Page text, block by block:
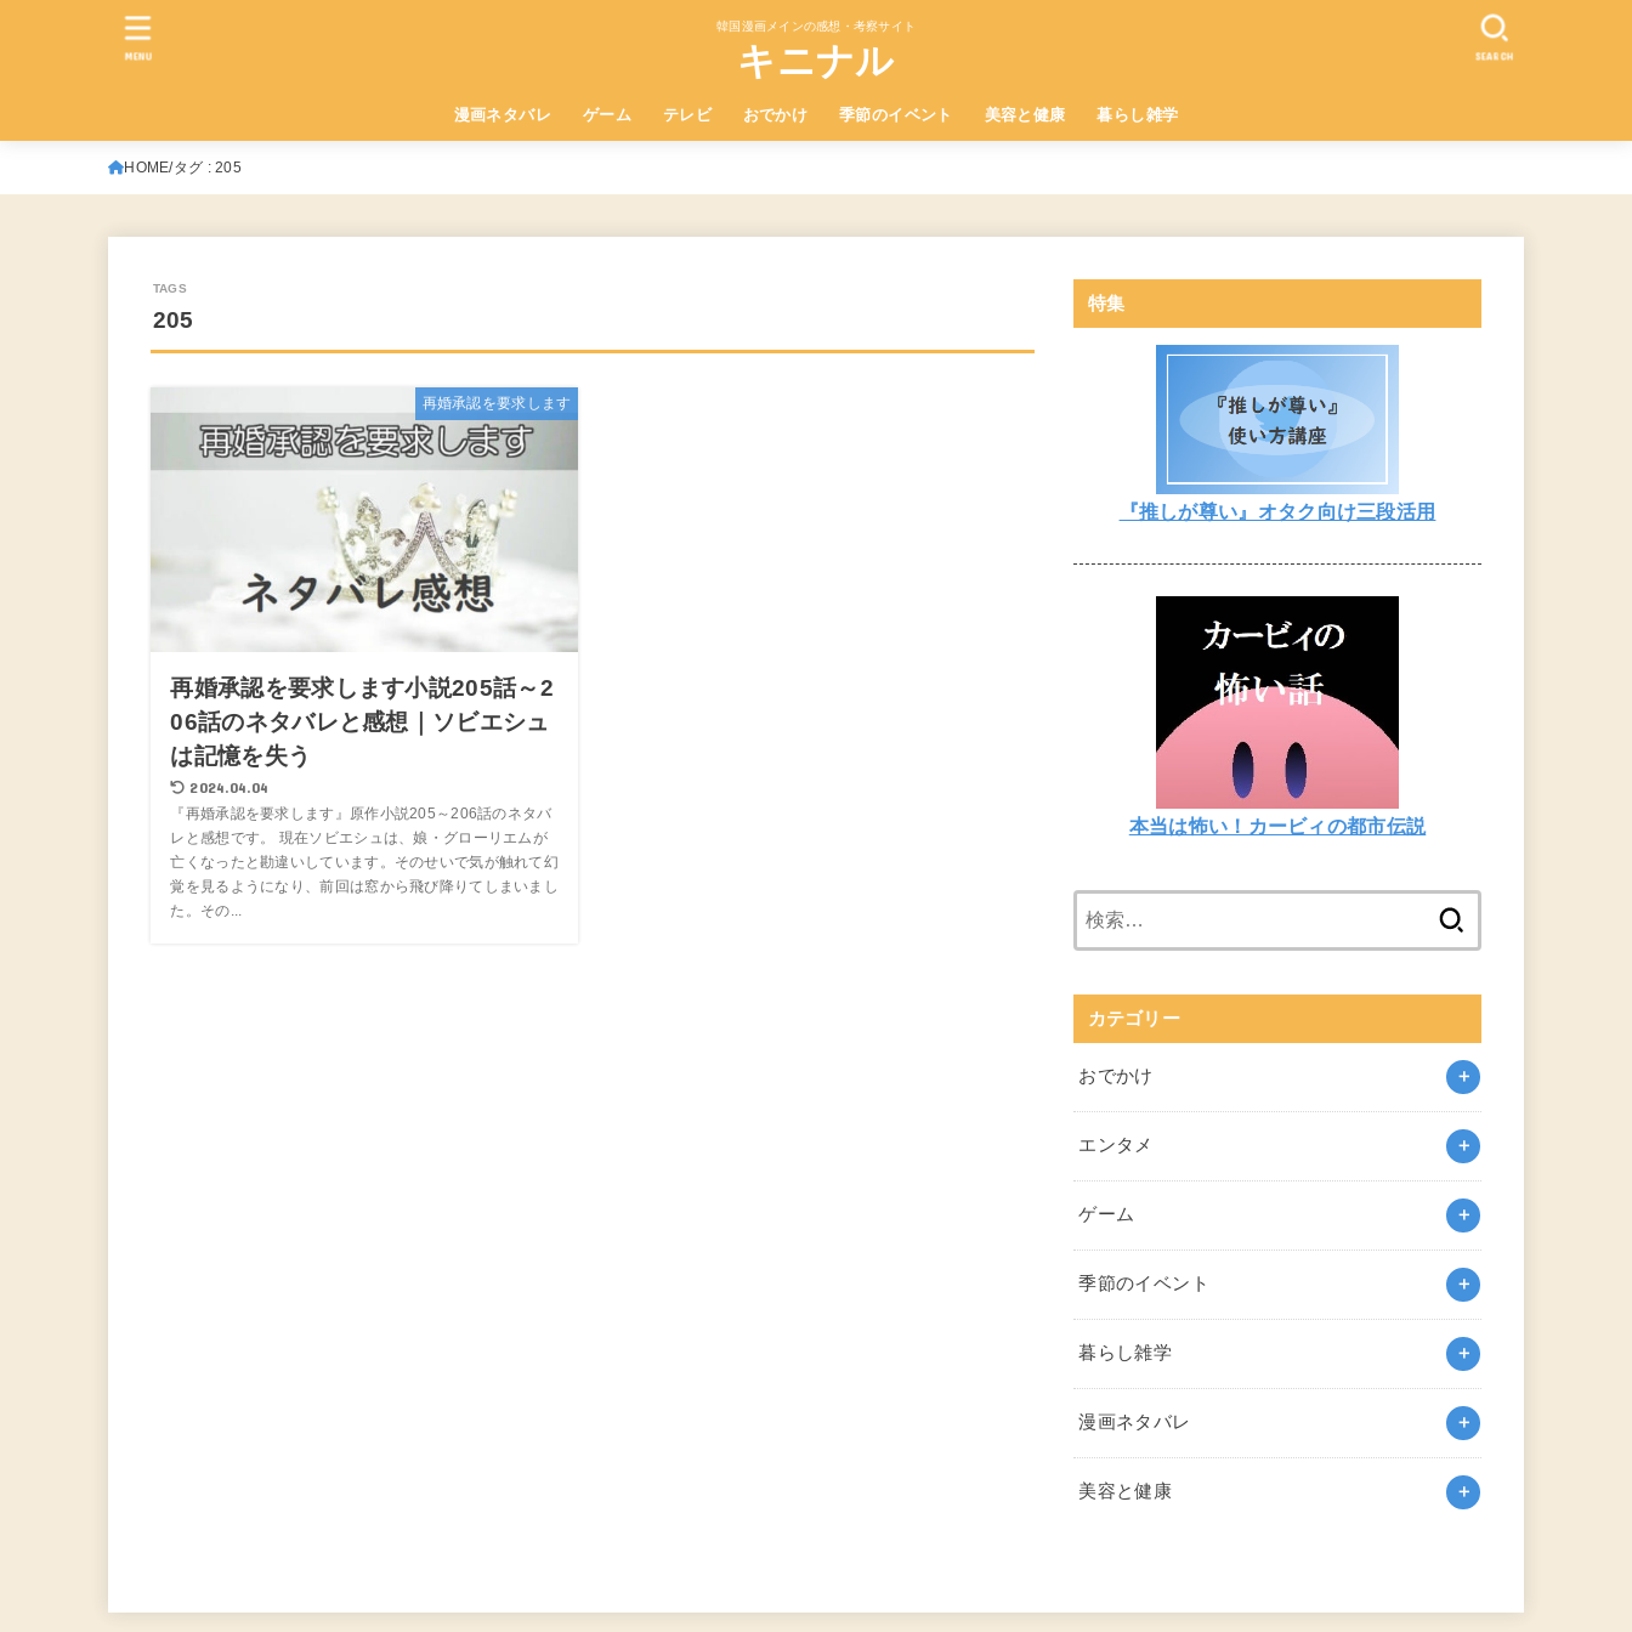
韓国漫画メインの感想・考察サイト
キニナル
漫画ネタバレ ゲーム テレビ おでかけ 季節のイベント 美容と健康 暮らし雑学
SEARCH
MENU
HOME タグ : 205
205
再婚承認を要求します
再婚承認を要求します小説205話～2
06話のネタバレと感想｜ソビエシュ
は記憶を失う
2024.04.04
『再婚承認を要求します』原作小説205～206話のネタバ
レと感想です。 現在ソビエシュは、娘・グローリエムが
亡くなったと勘違いしています。そのせいで気が触れて幻
覚を見るようになり、前回は窓から飛び降りてしまいまし
た。その...
特集
『推しが尊い』オタク向け三段活用
本当は怖い！カービィの都市伝説
カテゴリー
おでかけ
エンタメ
ゲーム
季節のイベント
暮らし雑学
漫画ネタバレ
美容と健康